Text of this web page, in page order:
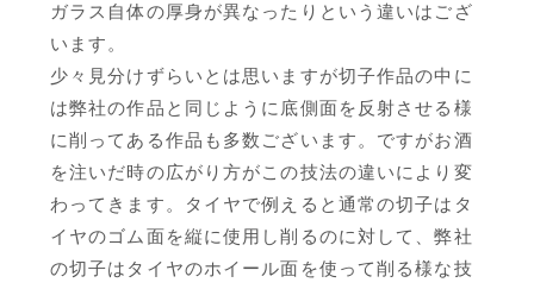
ガラス自体の厚身が異なったりという違いはござ
います。
少々見分けずらいとは思いますが切子作品の中に
は弊社の作品と同じように底側面を反射させる様
に削ってある作品も多数ございます。ですがお酒
を注いだ時の広がり方がこの技法の違いにより変
わってきます。タイヤで例えると通常の切子はタ
イヤのゴム面を縦に使用し削るのに対して、弊社
の切子はタイヤのホイール面を使って削る様な技